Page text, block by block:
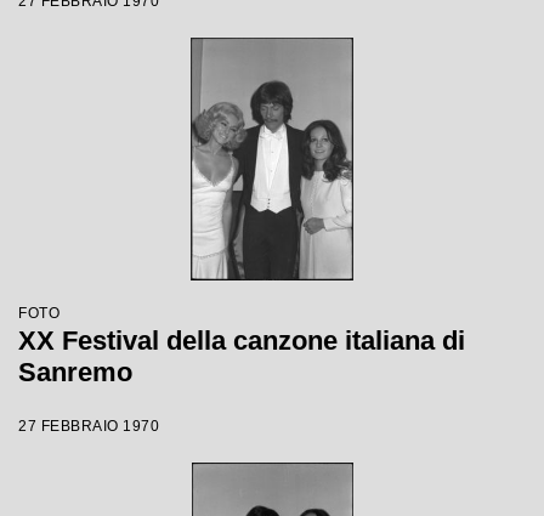
FOTO
XX Festival della canzone italiana di
Sanremo
27 FEBBRAIO 1970